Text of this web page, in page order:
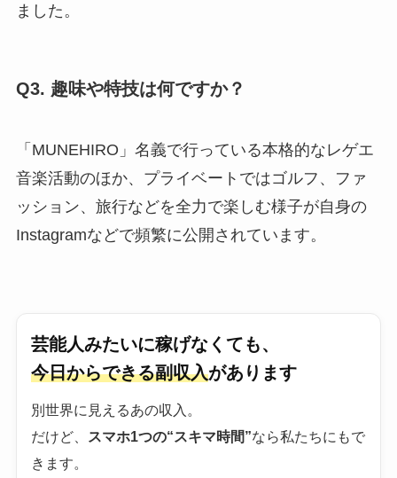
ました。
Q3. 趣味や特技は何ですか？
「MUNEHIRO」名義で行っている本格的なレゲエ
音楽活動のほか、プライベートではゴルフ、ファ
ッション、旅行などを全力で楽しむ様子が自身の
Instagramなどで頻繁に公開されています。
芸能人みたいに稼げなくても、
今日からできる副収入があります
別世界に見えるあの収入。
だけど、
スマホ1つの“スキマ時間”なら私たちにもで
きます。